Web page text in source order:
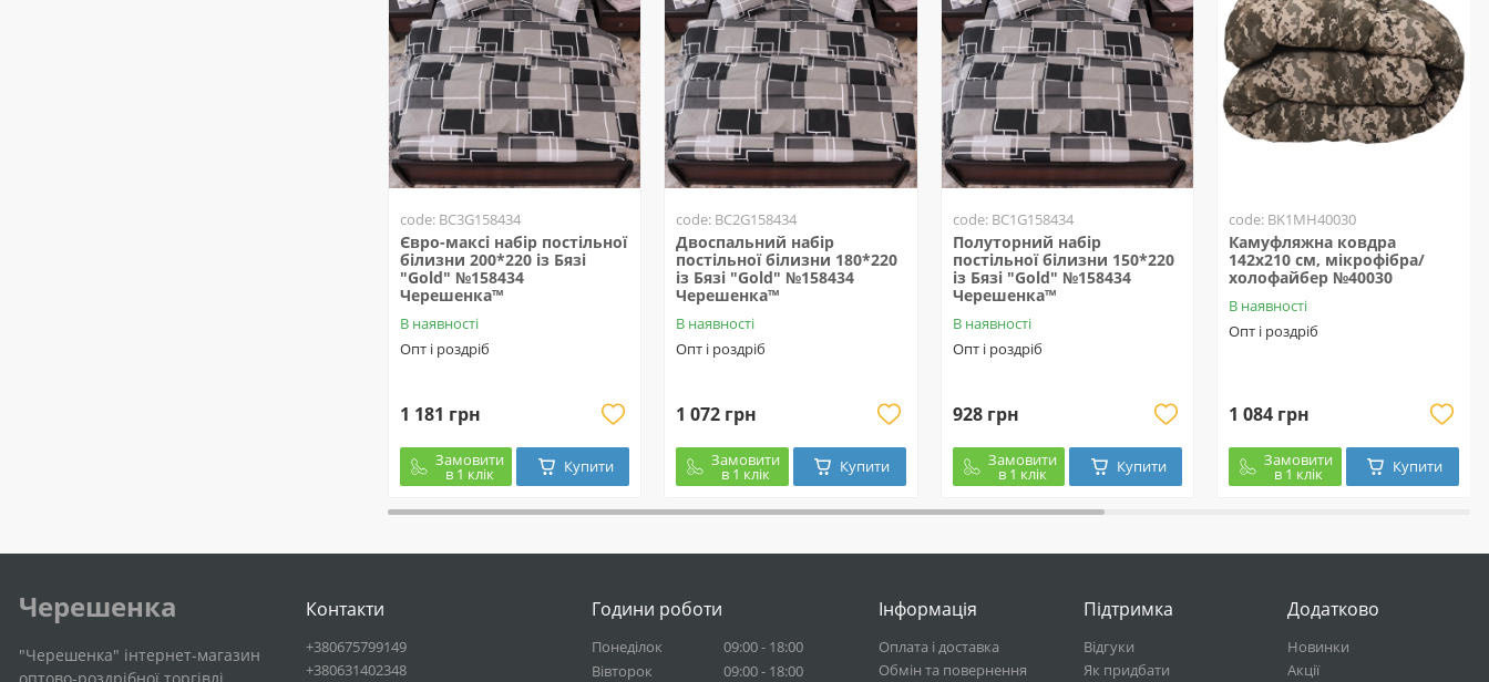
code: BC3G158434
Євро-максі набір постільної
білизни 200*220 із Бязі
"Gold" №158434
Черешенка™
В наявності
Опт і роздріб
1 181 грн
Замовити
в 1 клік Купити
code: BC2G158434
Двоспальний набір
постільної білизни 180*220
із Бязі "Gold" №158434
Черешенка™
В наявності
Опт і роздріб
1 072 грн
Замовити
в 1 клік Купити
code: BC1G158434
Полуторний набір
постільної білизни 150*220
із Бязі "Gold" №158434
Черешенка™
В наявності
Опт і роздріб
928 грн
Замовити
в 1 клік Купити
code: BK1MH40030
Камуфляжна ковдра
142х210 см, мікрофібра/
холофайбер №40030
В наявності
Опт і роздріб
1 084 грн
Замовити
в 1 клік Купити
Черешенка
"Черешенка" інтернет-магазин
Контакти
+380675799149
+380631402348
Години роботи
Понеділок
09:00 - 18:00
Вівторок
09:00 - 18:00
Інформація
Оплата і доставка
Обмін та повернення
Підтримка
Відгуки
Як придбати
Додатково
Новинки
Акції